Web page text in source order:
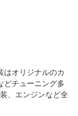
はオリジナルのカ
どチューニング多
、エンジンなど全